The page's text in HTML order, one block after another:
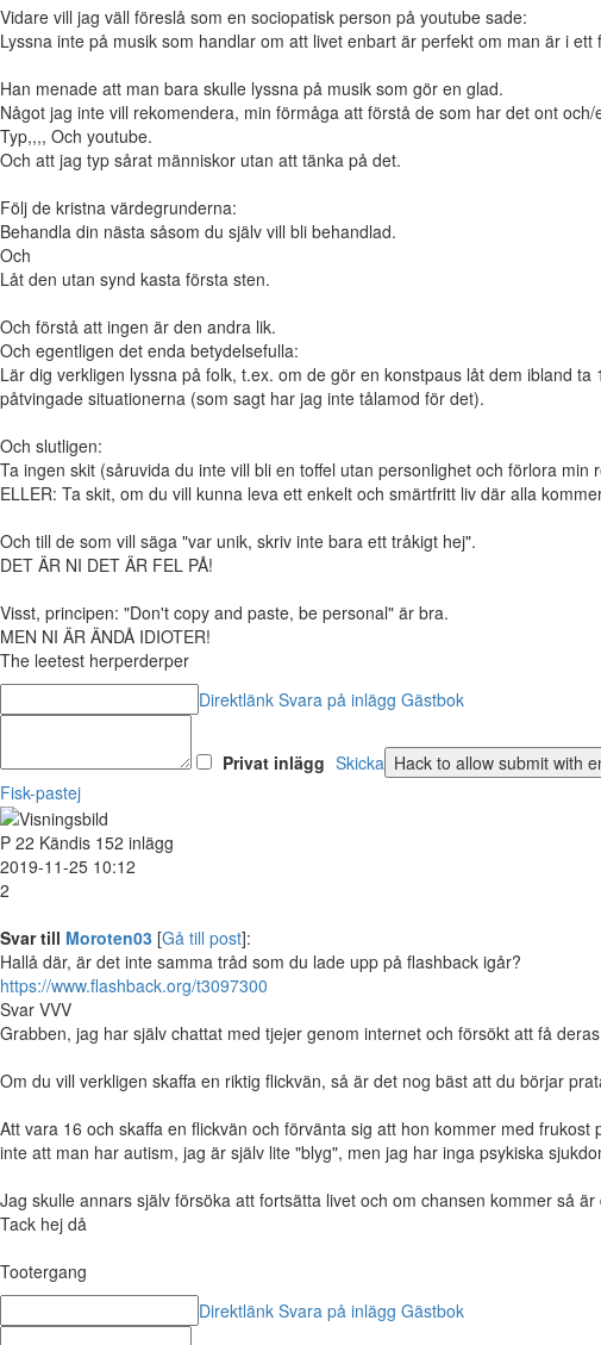
Vidare vill jag väll föreslå som en sociopatisk person på youtube sade:
Lyssna inte på musik som handlar om att livet enbart är perfekt om man är i ett
Han menade att man bara skulle lyssna på musik som gör en glad.
Något jag inte vill rekomendera, min förmåga att förstå de som har det ont
Typ,,,, Och youtube.
Och att jag typ sårat människor utan att tänka på det.
Följ de kristna värdegrunderna:
Behandla din nästa såsom du själv vill bli behandlad.
Och
Låt den utan synd kasta första sten.
Och förstå att ingen är den andra lik.
Och egentligen det enda betydelsefulla:
Lär dig verkligen lyssna på folk, t.ex. om de gör en konstpaus låt dem ibland
påtvingade situationerna (som sagt har jag inte tålamod för det).
Och slutligen:
Ta ingen skit (såruvida du inte vill bli en toffel utan personlighet och förlora min
ELLER: Ta skit, om du vill kunna leva ett enkelt och smärtfritt liv där alla
Och till de som vill säga "var unik, skriv inte bara ett tråkigt hej".
DET ÄR NI DET ÄR FEL PÅ!
Visst, principen: "Don't copy and paste, be personal" är bra.
MEN NI ÄR ÄNDÅ IDIOTER!
The leetest herperderper
Direktlänk Svara på inlägg Gästbok
Privat inlägg Skicka
Fisk-pastej
P 22 Kändis 152 inlägg
2019-11-25 10:12
2
Svar till Moroten03 [Gå till post]:
Hallå där, är det inte samma tråd som du lade upp på flashback igår?
https://www.flashback.org/t3097300
Svar VVV
Grabben, jag har själv chattat med tjejer genom internet och försökt att få
Om du vill verkligen skaffa en riktig flickvän, så är det nog bäst att du börjar
Att vara 16 och skaffa en flickvän och förvänta sig att hon kommer med
inte att man har autism, jag är själv lite "blyg", men jag har inga psykiska
Jag skulle annars själv försöka att fortsätta livet och om chansen kommer så
Tack hej då
Tootergang
Direktlänk Svara på inlägg Gästbok